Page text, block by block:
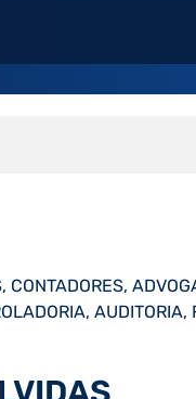
AUDITORIA,